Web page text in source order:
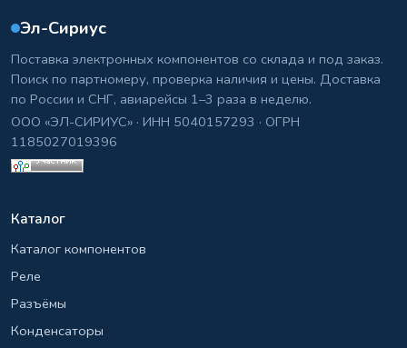
Эл-Сириус
Поставка электронных компонентов со склада и под заказ.
Поиск по партномеру, проверка наличия и цены. Доставка
по России и СНГ, авиарейсы 1–3 раза в неделю.
ООО «ЭЛ-СИРИУС» · ИНН 5040157293 · ОГРН
1185027019396
Каталог
Каталог компонентов
Реле
Разъёмы
Конденсаторы